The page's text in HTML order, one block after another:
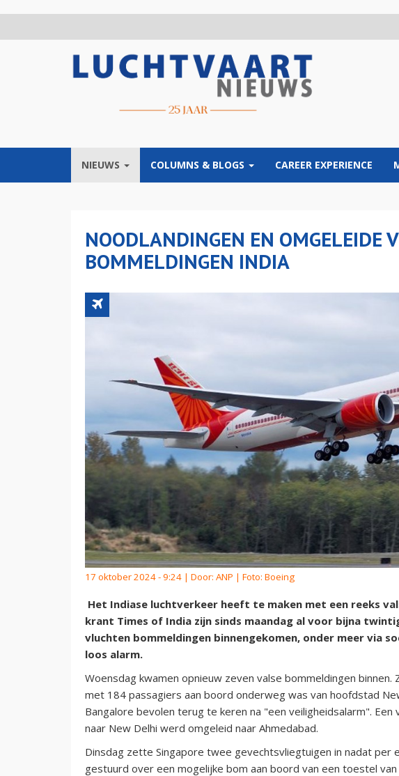
NIEUWS COLUMNS & BLOGS CAREER EXPERIENCE
NOODLANDINGEN EN OMGELEIDE
BOMMELDINGEN INDIA
17 oktober 2024 - 9:24 | Door: ANP | Foto: Boeing
Het Indiase luchtverkeer heeft te maken met een reeks
krant Times of India zijn sinds maandag al voor bijna
vluchten bommeldingen binnengekomen, onder meer via
loos alarm.
Woensdag kwamen opnieuw zeven valse bommeldingen binnen.
met 184 passagiers aan boord onderweg was van hoofdstad
Bangalore bevolen terug te keren na "een veiligheidsalarm".
naar New Delhi werd omgeleid naar Ahmedabad.
Dinsdag zette Singapore twee gevechtsvliegtuigen in nadat per
gestuurd over een mogelijke bom aan boord van een toestel